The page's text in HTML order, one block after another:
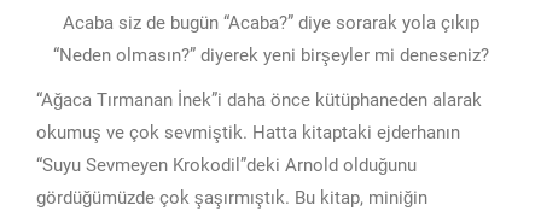
Acaba siz de bugün “Acaba?” diye sorarak yola çıkıp
“Neden olmasın?” diyerek yeni birşeyler mi deneseniz?
“Ağaca Tırmanan İnek”i daha önce kütüphaneden alarak
okumuş ve çok sevmiştik. Hatta kitaptaki ejderhanın
“Suyu Sevmeyen Krokodil”deki Arnold olduğunu
gördüğümüzde çok şaşırmıştık. Bu kitap, miniğin